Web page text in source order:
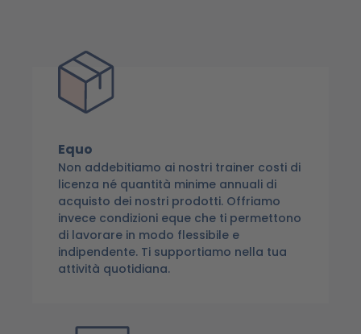
Equo
Non addebitiamo ai nostri trainer costi di
licenza né quantità minime annuali di
acquisto dei nostri prodotti. Offriamo
invece condizioni eque che ti permettono
di lavorare in modo flessibile e
indipendente. Ti supportiamo nella tua
attività quotidiana.